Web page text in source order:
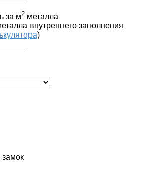
за м2 металла
внутреннего заполнения
)